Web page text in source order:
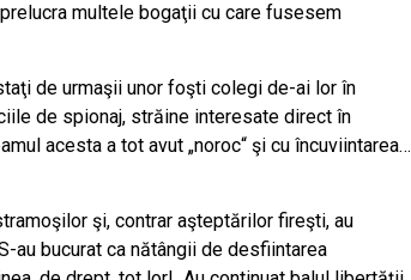
multele bogaţii cu care fusesem
de urmaşii unor foşti colegi de-ai lor în
de spionaj, străine interesate direct în
acesta a tot avut „noroc“ şi cu încuviintarea…
şi, contrar aşteptărilor fireşti, au
au bucurat ca nătângii de desfiintarea